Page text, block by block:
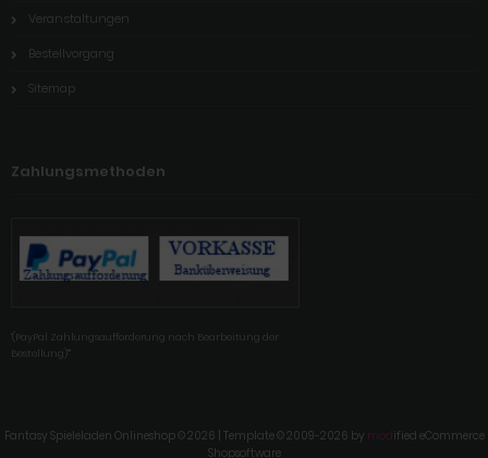
Veranstaltungen
Bestellvorgang
Sitemap
Zahlungsmethoden
'(PayPal Zahlungsaufforderung nach Bearbeitung der
Bestellung)'"
Fantasy Spieleladen Onlineshop © 2026 | Template © 2009-2026 by modified eCommerce
Shopsoftware